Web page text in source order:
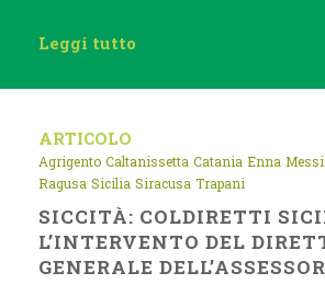
Leggi tutto
ARTICOLO
Agrigento Caltanissetta Catania Enna
Ragusa Sicilia Siracusa Trapani
SICCITÀ: COLDIRETTI
L’INTERVENTO DEL
GENERALE